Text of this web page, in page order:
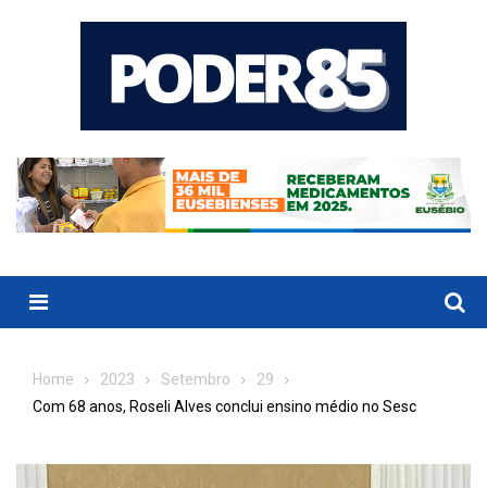
Menu
Home 2023 Setembro
29
Com 68 anos, Roseli Alves conclui ensino médio no Sesc